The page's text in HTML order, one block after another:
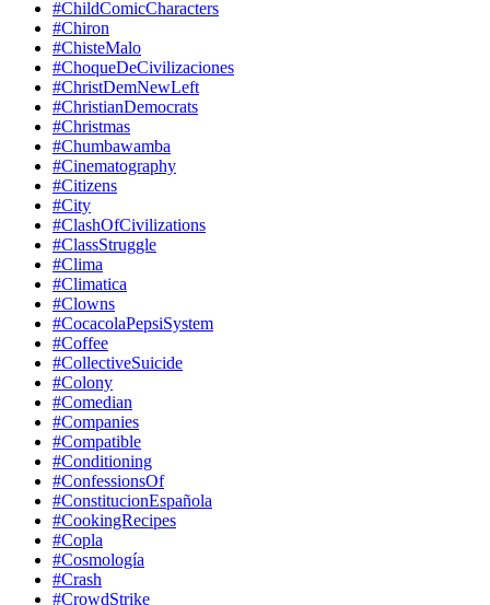
#ChildComicCharacters
#Chiron
#ChisteMalo
#ChoqueDeCivilizaciones
#ChristDemNewLeft
#ChristianDemocrats
#Christmas
#Chumbawamba
#Cinematography
#Citizens
#City
#ClashOfCivilizations
#ClassStruggle
#Clima
#Climatica
#Clowns
#CocacolaPepsiSystem
#Coffee
#CollectiveSuicide
#Colony
#Comedian
#Companies
#Compatible
#Conditioning
#ConfessionsOf
#ConstitucionEspañola
#CookingRecipes
#Copla
#Cosmología
#Crash
#CrowdStrike